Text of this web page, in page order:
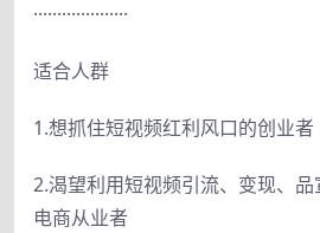
····················
适合人群
1.想抓住短视频红利风口的创业者
2.渴望利用短视频引流、变现、
电商从业者